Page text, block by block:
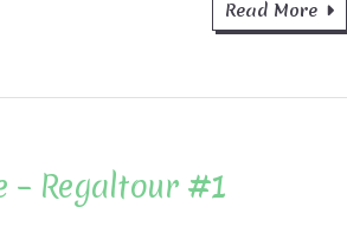
Read More
– Regaltour #1